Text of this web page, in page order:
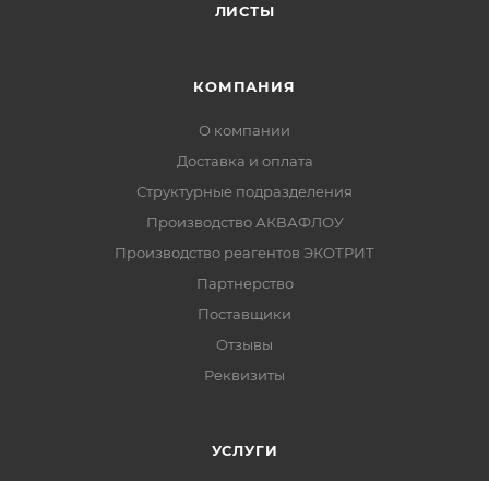
ЛИСТЫ
КОМПАНИЯ
О компании
Доставка и оплата
Структурные подразделения
Производство АКВАФЛОУ
Производство реагентов ЭКОТРИТ
Партнерство
Поставщики
Отзывы
Реквизиты
УСЛУГИ